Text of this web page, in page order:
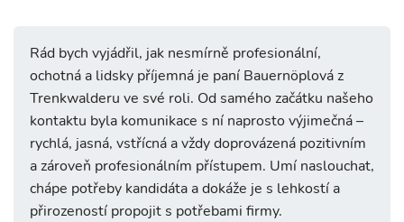
Rád bych vyjádřil, jak nesmírně profesionální,
ochotná a lidsky příjemná je paní Bauernöplová z
Trenkwalderu ve své roli. Od samého začátku našeho
kontaktu byla komunikace s ní naprosto výjimečná –
rychlá, jasná, vstřícná a vždy doprovázená pozitivním
a zároveň profesionálním přístupem. Umí naslouchat,
chápe potřeby kandidáta a dokáže je s lehkostí a
přirozeností propojit s potřebami firmy.